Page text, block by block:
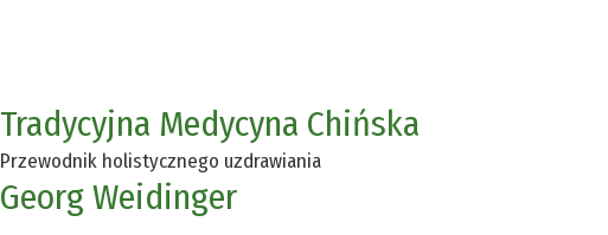
Tradycyjna Medycyna Chińska
Przewodnik holistycznego uzdrawiania
Georg Weidinger